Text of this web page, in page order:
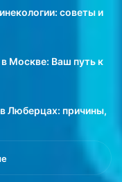
советы и
Москве: Ваш путь к
Люберцах: причины,